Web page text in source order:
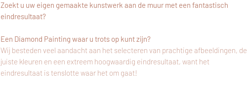
Zoekt u uw eigen gemaakte kunstwerk aan de muur met een fantastisch
eindresultaat?
Een Diamond Painting waar u trots op kunt zijn?
Wij besteden veel aandacht aan het selecteren van prachtige afbeeldingen, de
juiste kleuren en een extreem hoogwaardig eindresultaat, want het
eindresultaat is tenslotte waar het om gaat!